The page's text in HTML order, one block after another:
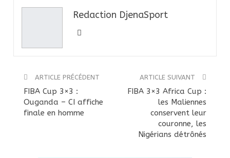
Redaction DjenaSport
ARTICLE PRÉCÉDENT
FIBA Cup 3×3 :
Ouganda – CI affiche
finale en homme
ARTICLE SUIVANT
FIBA 3×3 Africa Cup :
les Maliennes
conservent leur
couronne, les
Nigérians détrônés